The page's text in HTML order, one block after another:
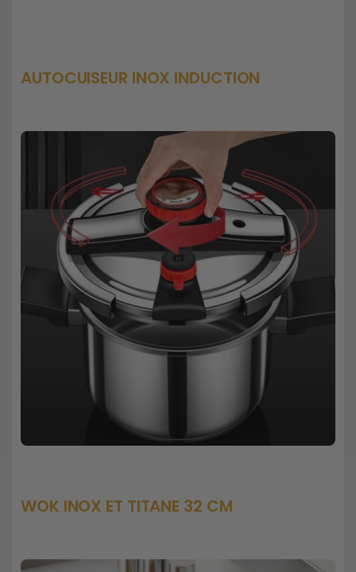
AUTOCUISEUR INOX INDUCTION
WOK INOX ET TITANE 32 CM